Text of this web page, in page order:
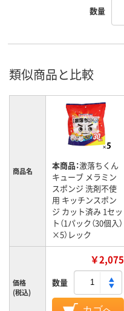
数量
類似商品と比較
商品名 本商品：激落ちくん
キューブ メラミン
スポンジ 洗剤不使
用 キッチンスポン
ジ カット済み 1セッ
ト（1パック（30個入）
×5）レック
価格
(税込)
￥2,075
数量